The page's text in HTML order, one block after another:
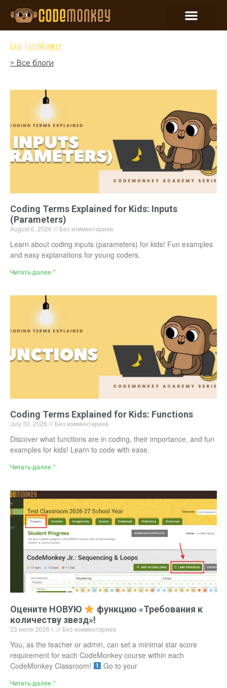
Блог CodeMonkey
> Все блоги
Coding Terms Explained for Kids: Inputs
(Parameters)
August 6, 2026 Без комментариев
Learn about coding inputs (parameters) for kids! Fun examples
and easy explanations for young coders.
Читать далее "
Coding Terms Explained for Kids: Functions
July 30, 2026 Без комментариев
Discover what functions are in coding, their importance, and fun
examples for kids! Learn to code with ease.
Читать далее "
Оцените НОВУЮ
функцию «Требования к
количеству звезд»!
23 июля 2026 г. Без комментариев
You, as the teacher or admin, can set a minimal star score
requirement for each CodeMonkey course within each
CodeMonkey Classroom!
Go to your
Читать далее "